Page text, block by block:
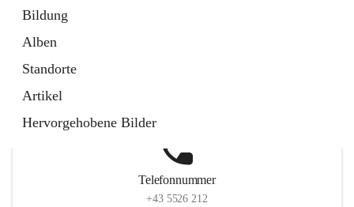
Bildung
Alben
Standorte
Artikel
Hervorgehobene Bilder
Telefonnummer
+43 5526 212